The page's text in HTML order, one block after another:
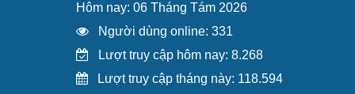
Hôm nay: 06 Tháng Tám 2026
Người dùng online: 331
Lượt truy cập hôm nay: 8.268
Lượt truy cập tháng này: 118.594